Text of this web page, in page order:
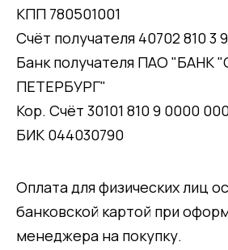
КПП 780501001
Счёт получателя 40702 810 3
Банк получателя ПАО "БАНК
ПЕТЕРБУРГ"
Кор. Счёт 30101 810 9 0000
БИК 044030790
Оплата для физических лиц
банковской картой при
менеджера на покупку.